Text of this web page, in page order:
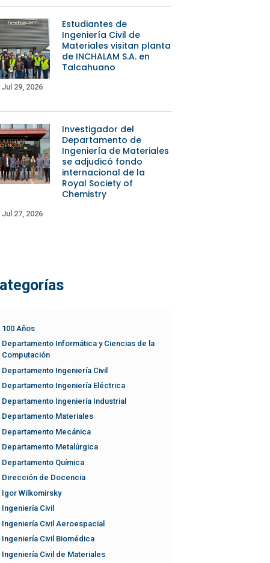
Estudiantes de
Ingeniería Civil de
Materiales visitan planta
de INCHALAM S.A. en
Talcahuano
Jul 29, 2026
Investigador del
Departamento de
Ingeniería de Materiales
se adjudicó fondo
internacional de la
Royal Society of
Chemistry
Jul 27, 2026
100 Años
Departamento Informática y Ciencias de la
Computación
Departamento Ingeniería Civil
Departamento Ingeniería Eléctrica
Departamento Ingeniería Industrial
Departamento Materiales
Departamento Mecánica
Departamento Metalúrgica
Departamento Química
Dirección de Docencia
Igor Wilkomirsky
Ingeniería Civil
Ingeniería Civil Aeroespacial
Ingeniería Civil Biomédica
Ingeniería Civil de Materiales